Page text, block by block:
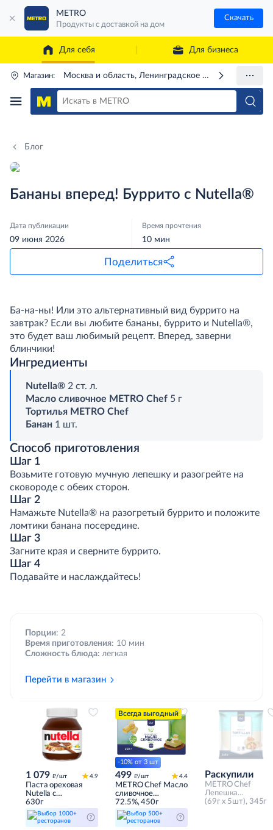
METRO
Продукты с доставкой на дом
Скачать
Для себя Для бизнеса
Магазин: Москва и область, Ленинградское ш., 71Г
Блог
Бананы вперед! Буррито с Nutella®
Дата публикации
09 июня 2026
Время прочтения
10 мин
Поделиться
Ба-на-ны! Или это альтернативный вид буррито на
завтрак? Если вы любите бананы, буррито и Nutella®,
это будет ваш любимый рецепт. Вперед, заверни
блинчики!
Ингредиенты
Nutella® 2 ст. л.
Масло сливочное METRO Chef 5 г
Тортилья METRO Chef
Банан 1 шт.
Способ приготовления
Шаг 1
Возьмите готовую мучную лепешку и разогрейте на
сковороде с обеих сторон.
Шаг 2
Намажьте Nutella® на разогретый буррито и положите
ломтики банана посередине.
Шаг 3
Загните края и сверните буррито.
Шаг 4
Подавайте и наслаждайтесь!
Порции: 2
Время приготовления: 10 мин
Сложность блюда: легкая
Перейти в магазин
1 079 д/шт 4.9
Паста ореховая
Nutella с
добавлением
какао, 630г
630г
Выбор 1000+
ресторанов
Всегда выгодный
-10% от 3 шт
499 д/шт 4.4
METRO Chef Масло
сливочное
Крестьянское ГОСТ
72.5%, 450г
72.5%, 450г
Выбор 500+
ресторанов
Раскупили
METRO Chef
Лепешка
мексиканская
(69г x 5шт), 345г